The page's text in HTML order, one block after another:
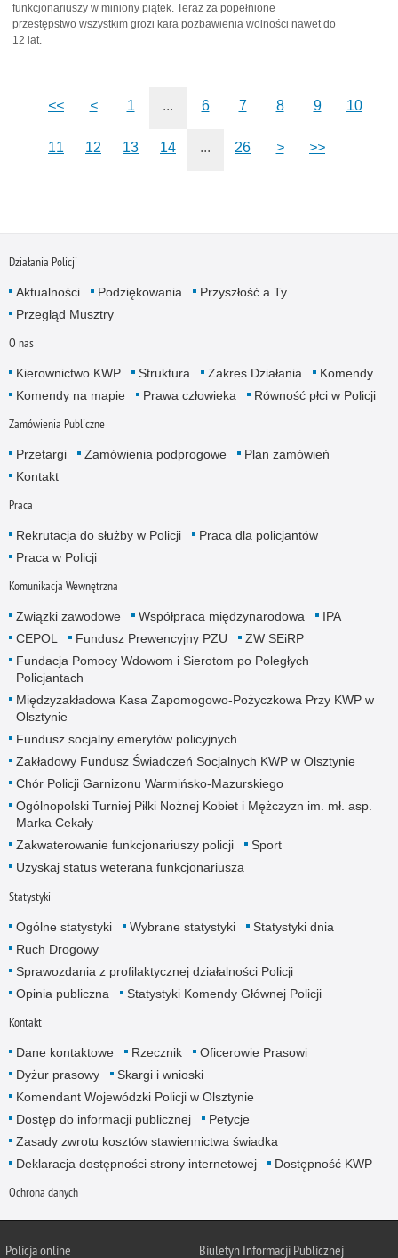
funkcjonariuszy w miniony piątek. Teraz za popełnione
przestępstwo wszystkim grozi kara pozbawienia wolności nawet do
12 lat.
<< < 1 ... 6 7 8 9 10
11 12 13 14 ... 26 > >>
Działania Policji
Aktualności Podziękowania
Przyszłość a Ty
Przegląd Musztry
O nas
Kierownictwo KWP Struktura Zakres Działania
Komendy
Komendy na mapie
Prawa człowieka Równość płci w Policji
Zamówienia Publiczne
Przetargi Zamówienia podprogowe
Plan zamówień
Kontakt
Praca
Rekrutacja do służby w Policji
Praca dla policjantów
Praca w Policji
Komunikacja Wewnętrzna
Związki zawodowe Współpraca międzynarodowa
IPA
CEPOL
Fundusz Prewencyjny PZU
ZW SEiRP
Fundacja Pomocy Wdowom i Sierotom po Poległych
Policjantach
Międzyzakładowa Kasa Zapomogowo-Pożyczkowa Przy KWP w
Olsztynie
Fundusz socjalny emerytów policyjnych
Zakładowy Fundusz Świadczeń Socjalnych KWP w Olsztynie
Chór Policji Garnizonu Warmińsko-Mazurskiego
Ogólnopolski Turniej Piłki Nożnej Kobiet i Mężczyzn im. mł. asp.
Marka Cekały
Zakwaterowanie funkcjonariuszy policji
Sport
Uzyskaj status weterana funkcjonariusza
Statystyki
Ogólne statystyki Wybrane statystyki
Statystyki dnia
Ruch Drogowy
Sprawozdania z profilaktycznej działalności Policji
Opinia publiczna
Statystyki Komendy Głównej Policji
Kontakt
Dane kontaktowe Rzecznik
Oficerowie Prasowi
Dyżur prasowy
Skargi i wnioski
Komendant Wojewódzki Policji w Olsztynie
Dostęp do informacji publicznej
Petycje
Zasady zwrotu kosztów stawiennictwa świadka
Deklaracja dostępności strony internetowej
Dostępność KWP
Ochrona danych
Policja online Biuletyn Informacji Publicznej